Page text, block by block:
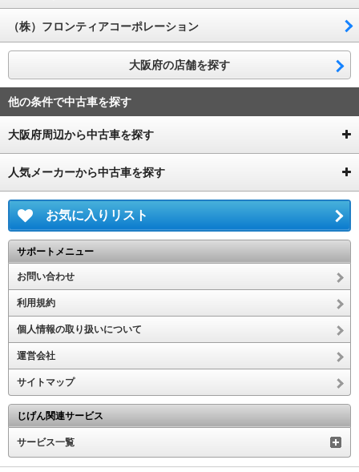
（株）フロンティアコーポレーション
大阪府の店舗を探す
他の条件で中古車を探す
大阪府周辺から中古車を探す
人気メーカーから中古車を探す
お気に入りリスト
サポートメニュー
お問い合わせ
利用規約
個人情報の取り扱いについて
運営会社
サイトマップ
じげん関連サービス
サービス一覧